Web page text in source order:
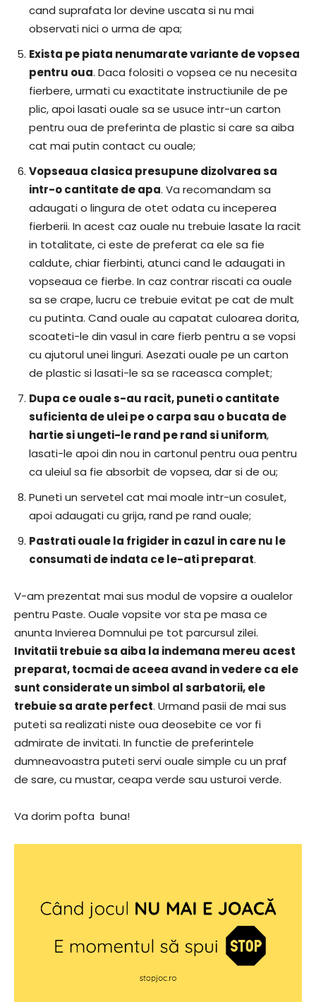
cand suprafata lor devine uscata si nu mai
observati nici o urma de apa;
Exista pe piata nenumarate variante de vopsea
pentru oua. Daca folositi o vopsea ce nu necesita
fierbere, urmati cu exactitate instructiunile de pe
plic, apoi lasati ouale sa se usuce intr-un carton
pentru oua de preferinta de plastic si care sa aiba
cat mai putin contact cu ouale;
Vopseaua clasica presupune dizolvarea sa
intr-o cantitate de apa. Va recomandam sa
adaugati o lingura de otet odata cu inceperea
fierberii. In acest caz ouale nu trebuie lasate la racit
in totalitate, ci este de preferat ca ele sa fie
caldute, chiar fierbinti, atunci cand le adaugati in
vopseaua ce fierbe. In caz contrar riscati ca ouale
sa se crape, lucru ce trebuie evitat pe cat de mult
cu putinta. Cand ouale au capatat culoarea dorita,
scoateti-le din vasul in care fierb pentru a se vopsi
cu ajutorul unei linguri. Asezati ouale pe un carton
de plastic si lasati-le sa se raceasca complet;
Dupa ce ouale s-au racit, puneti o cantitate
suficienta de ulei pe o carpa sau o bucata de
hartie si ungeti-le rand pe rand si uniform,
lasati-le apoi din nou in cartonul pentru oua pentru
ca uleiul sa fie absorbit de vopsea, dar si de ou;
Puneti un servetel cat mai moale intr-un cosulet,
apoi adaugati cu grija, rand pe rand ouale;
Pastrati ouale la frigider in cazul in care nu le
consumati de indata ce le-ati preparat.
V-am prezentat mai sus modul de vopsire a oualelor
pentru Paste. Ouale vopsite vor sta pe masa ce
anunta Invierea Domnului pe tot parcursul zilei.
Invitatii trebuie sa aiba la indemana mereu acest
preparat, tocmai de aceea avand in vedere ca ele
sunt considerate un simbol al sarbatorii, ele
trebuie sa arate perfect. Urmand pasii de mai sus
puteti sa realizati niste oua deosebite ce vor fi
admirate de invitati. In functie de preferintele
dumneavoastra puteti servi ouale simple cu un praf
de sare, cu mustar, ceapa verde sau usturoi verde.
Va dorim pofta buna!